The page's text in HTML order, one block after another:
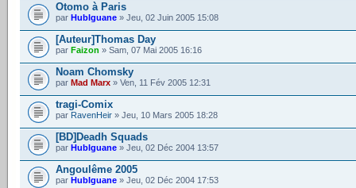
Otomo à Paris
par HubIguane » Jeu, 02 Juin 2005 15:08
[Auteur]Thomas Day
par Faizon » Sam, 07 Mai 2005 16:16
Noam Chomsky
par Mad Marx » Ven, 11 Fév 2005 12:31
tragi-Comix
par RavenHeir » Jeu, 10 Mars 2005 18:28
[BD]Deadh Squads
par HubIguane » Jeu, 02 Déc 2004 13:57
Angoulême 2005
par HubIguane » Jeu, 02 Déc 2004 17:53